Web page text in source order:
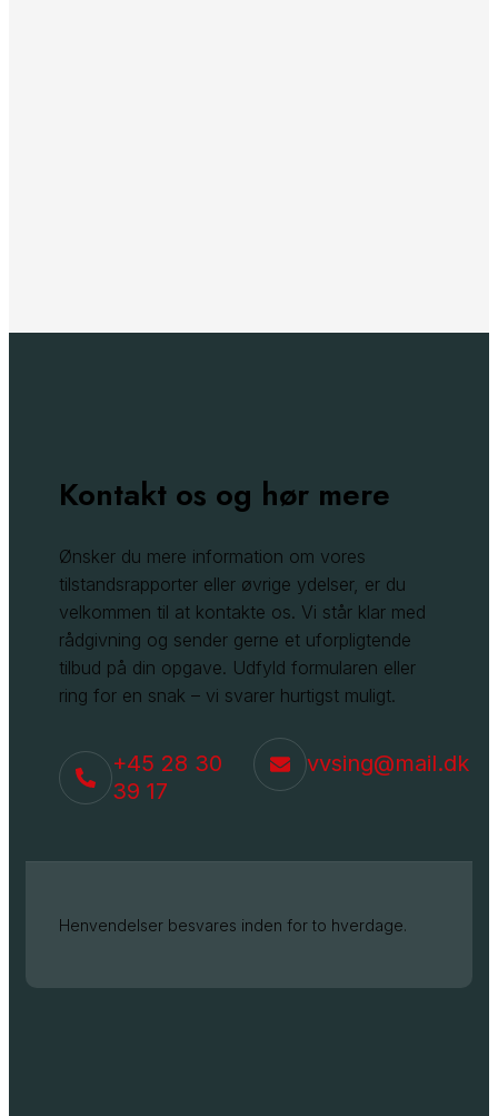
Kontakt os og hør mere
Ønsker du mere information om vores
tilstandsrapporter eller øvrige ydelser, er du
velkommen til at kontakte os. Vi står klar med
rådgivning og sender gerne et uforpligtende
tilbud på din opgave. Udfyld formularen eller
ring for en snak – vi svarer hurtigst muligt.
+45 28 30
39 17
vvsing@mail.dk
Henvendelser besvares inden for to hverdage.